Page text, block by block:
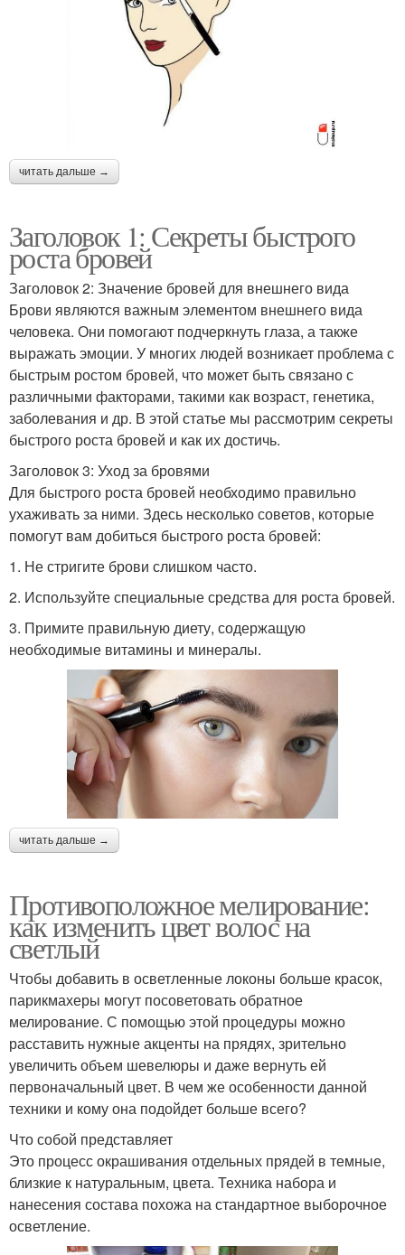
читать дальше →
Заголовок 1: Секреты быстрого
роста бровей
Заголовок 2: Значение бровей для внешнего вида
Брови являются важным элементом внешнего вида
человека. Они помогают подчеркнуть глаза, а также
выражать эмоции. У многих людей возникает проблема с
быстрым ростом бровей, что может быть связано с
различными факторами, такими как возраст, генетика,
заболевания и др. В этой статье мы рассмотрим секреты
быстрого роста бровей и как их достичь.
Заголовок 3: Уход за бровями
Для быстрого роста бровей необходимо правильно
ухаживать за ними. Здесь несколько советов, которые
помогут вам добиться быстрого роста бровей:
1. Не стригите брови слишком часто.
2. Используйте специальные средства для роста бровей.
3. Примите правильную диету, содержащую
необходимые витамины и минералы.
читать дальше →
Противоположное мелирование:
как изменить цвет волос на
светлый
Чтобы добавить в осветленные локоны больше красок,
парикмахеры могут посоветовать обратное
мелирование. С помощью этой процедуры можно
расставить нужные акценты на прядях, зрительно
увеличить объем шевелюры и даже вернуть ей
первоначальный цвет. В чем же особенности данной
техники и кому она подойдет больше всего?
Что собой представляет
Это процесс окрашивания отдельных прядей в темные,
близкие к натуральным, цвета. Техника набора и
нанесения состава похожа на стандартное выборочное
осветление.